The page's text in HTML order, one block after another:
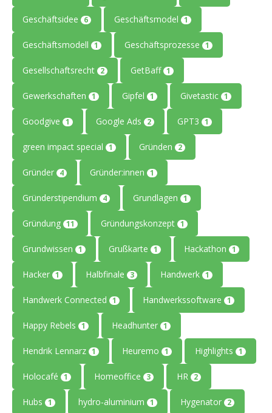
Geschäftsidee 6 Geschäftsmodel 1
Geschäftsmodell 1 Geschäftsprozesse 1
Gesellschaftsrecht 2 GetBaff 1
Gewerkschaften 1 Gipfel 1 Givetastic 1
Goodgive 1 Google Ads 2 GPT3 1
green impact special 1 Gründen 2
Gründer 4 Gründer:innen 1
Gründerstipendium 4 Grundlagen 1
Gründung 11 Gründungskonzept 1
Grundwissen 1 Grußkarte 1 Hackathon 1
Hacker 1 Halbfinale 3 Handwerk 1
Handwerk Connected 1 Handwerkssoftware 1
Happy Rebels 1 Headhunter 1
Hendrik Lennarz 1 Heuremo 1 Highlights 1
Holocafé 1 Homeoffice 3 HR 2
Hubs 1 hydro-aluminium 1 Hygenator 2